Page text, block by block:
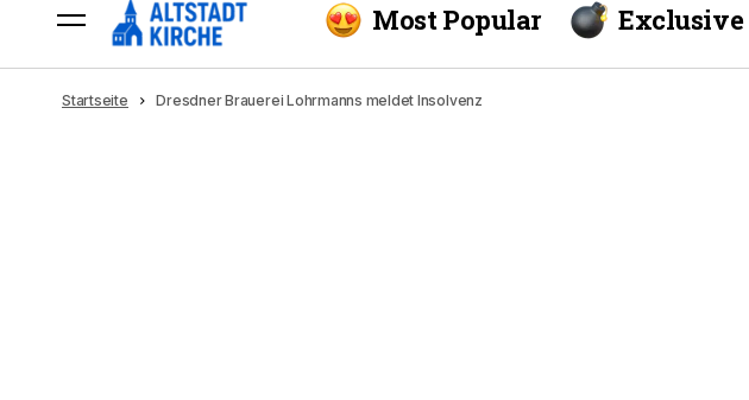
Most Popular Exclusive
Startseite Dresdner Brauerei Lohrmanns meldet Insolvenz